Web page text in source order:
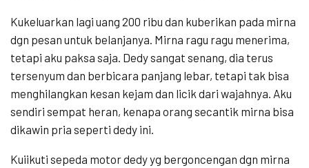
Kukeluarkan lagi uang 200 ribu dan kuberikan pada mirna
dgn pesan untuk belanjanya. Mirna ragu ragu menerima,
tetapi aku paksa saja. Dedy sangat senang, dia terus
tersenyum dan berbicara panjang lebar, tetapi tak bisa
menghilangkan kesan kejam dan licik dari wajahnya. Aku
sendiri sempat heran, kenapa orang secantik mirna bisa
dikawin pria seperti dedy ini.
Kuiikuti sepeda motor dedy yg bergoncengan dgn mirna